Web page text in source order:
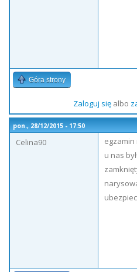
Góra strony
Zaloguj sięalbo
pon., 28/12/2015 - 17:50
Celina90
u nas